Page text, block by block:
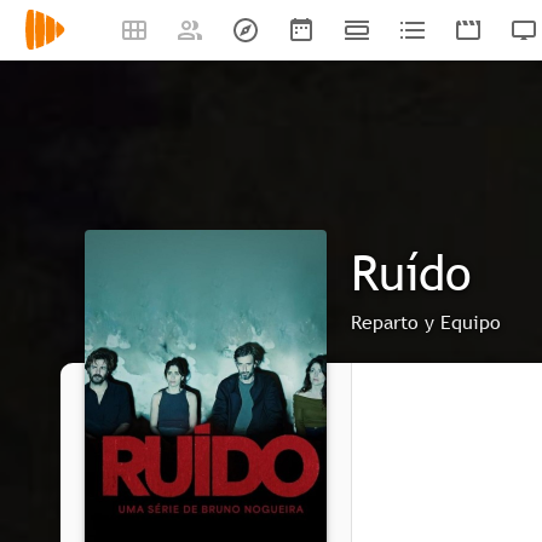
Ruído
Reparto y Equipo